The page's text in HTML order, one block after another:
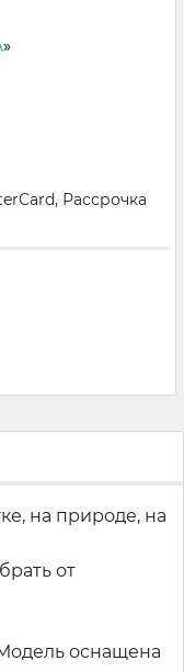
»
Рассрочка
на природе, на
от
оснащена